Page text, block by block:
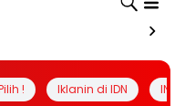
! Iklanin di IDN